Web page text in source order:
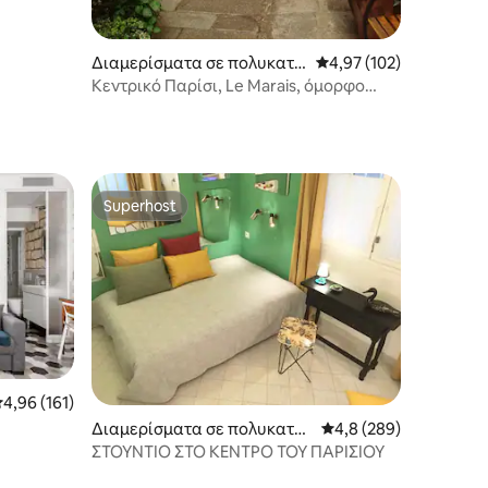
Διαμερίσματα σε πολυκατο
ικία
Μέση βαθμολογία:
4,97 (102)
Κεντρικό Παρίσι, Le Marais, όμορφο
βαθμολογία: 4,96 στα 5, 161 κριτικές
4,96 (161)
Superhost
Superhost
Διαμερίσματα σε πολυκατοι
κία
Μέση βαθμολογία:
4,8 (289)
ΣΤΟΥΝΤΙΟ ΣΤΟ ΚΕΝΤΡΟ ΤΟΥ ΠΑΡΙΣΙΟΥ